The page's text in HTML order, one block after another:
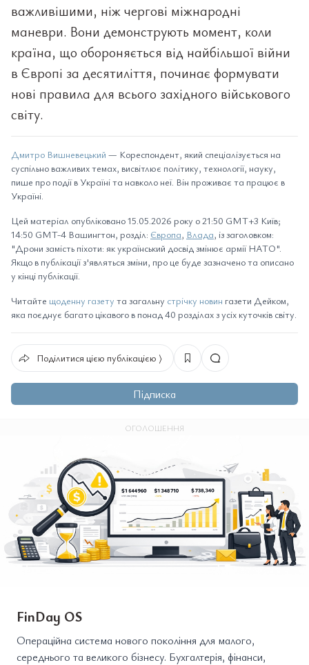
важливішими, ніж чергові міжнародні
маневри. Вони демонструють момент, коли
країна, що обороняється від найбільшої війни
в Європі за десятиліття, починає формувати
нові правила для всього західного військового
світу.
Дмитро Вишневецький — Кореспондент, який спеціалізується на
суспільно важливих темах, висвітлює політику, технології, науку,
пише про події в Україні та навколо неї. Він проживає та працює в
Україні.
Цей матеріал опубліковано 15.05.2026 року о 21:50 GMT+3 Київ;
14:50 GMT-4 Вашингтон, розділ: Європа, Влада, із заголовком:
"Дрони замість піхоти: як український досвід змінює армії НАТО".
Якщо в публікації з'являться зміни, про це буде зазначено та описано
у кінці публікації.
Читайте щоденну газету та загальну стрічку новин газети Дейком,
яка поєднує багато цікавого в понад 40 розділах з усіх куточків світу.
Поділитися цією публікацією ⟩
Підписка
ОГОЛОШЕННЯ
FinDay OS
Операційна система нового покоління для малого,
середнього та великого бізнесу. Бухгалтерія, фінанси,